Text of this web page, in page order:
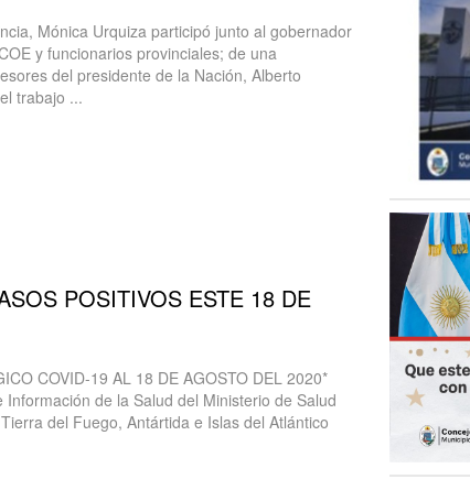
Mónica Urquiza participó junto al gobernador
y funcionarios provinciales; de una
del presidente de la Nación, Alberto
trabajo ...
POSITIVOS ESTE 18 DE
COVID-19 AL 18 DE AGOSTO DEL 2020*
de la Salud del Ministerio de Salud
del Fuego, Antártida e Islas del Atlántico